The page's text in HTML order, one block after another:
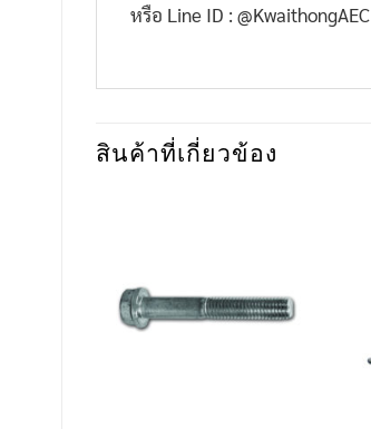
หรือ Line ID : @KwaithongAEC
สินค้าที่เกี่ยวข้อง